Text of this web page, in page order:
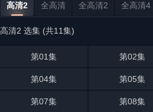
高清2 全高清 全高清2 全高清4
高清2 选集 (共11集)
第01集 第02集
第04集 第05集
第07集 第08集